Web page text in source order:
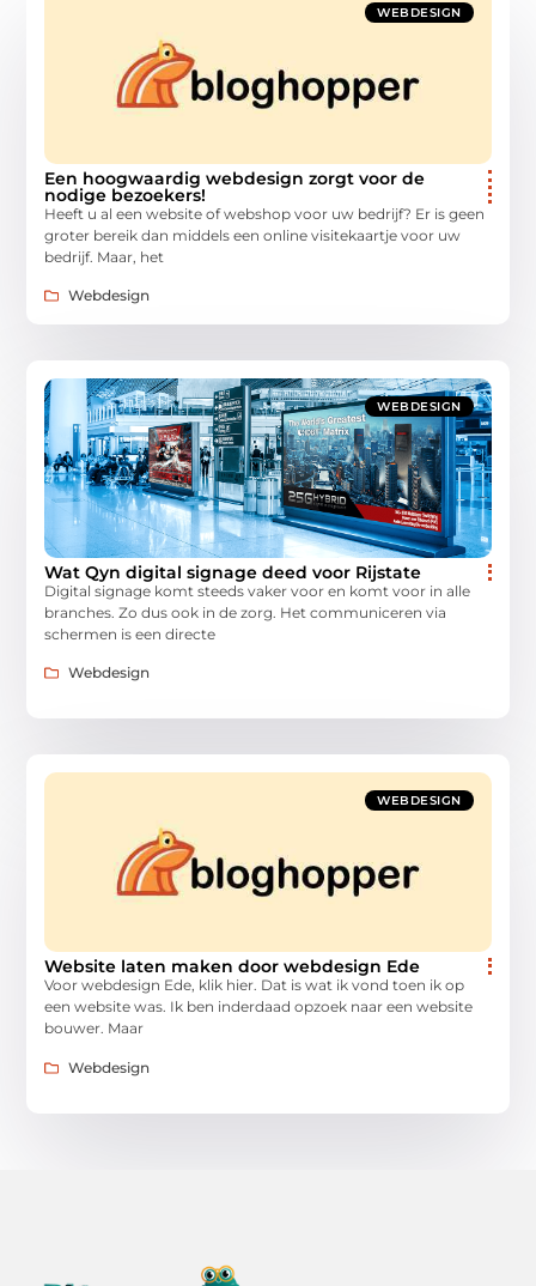
WEBDESIGN
Een hoogwaardig webdesign zorgt voor de
nodige bezoekers!
Heeft u al een website of webshop voor uw bedrijf? Er is geen
groter bereik dan middels een online visitekaartje voor uw
bedrijf. Maar, het
Webdesign
WEBDESIGN
Wat Qyn digital signage deed voor Rijstate
Digital signage komt steeds vaker voor en komt voor in alle
branches. Zo dus ook in de zorg. Het communiceren via
schermen is een directe
Webdesign
WEBDESIGN
Website laten maken door webdesign Ede
Voor webdesign Ede, klik hier. Dat is wat ik vond toen ik op
een website was. Ik ben inderdaad opzoek naar een website
bouwer. Maar
Webdesign